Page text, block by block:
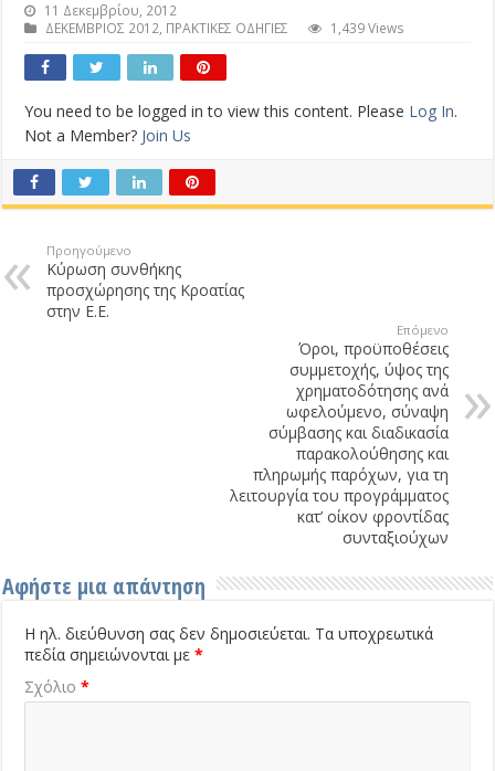
11 Δεκεμβρίου, 2012
ΔΕΚΕΜΒΡΙΟΣ 2012, ΠΡΑΚΤΙΚΕΣ ΟΔΗΓΙΕΣ 1,439 Views
You need to be logged in to view this content. Please Log In.
Not a Member? Join Us
Προηγούμενο
Κύρωση συνθήκης
προσχώρησης της Κροατίας
στην Ε.Ε.
Επόμενο
Όροι, προϋποθέσεις
συμμετοχής, ύψος της
χρηματοδότησης ανά
ωφελούμενο, σύναψη
σύμβασης και διαδικασία
παρακολούθησης και
πληρωμής παρόχων, για τη
λειτουργία του προγράμματος
κατ’ οίκον φροντίδας
συνταξιούχων
Αφήστε μια απάντηση
Η ηλ. διεύθυνση σας δεν δημοσιεύεται. Τα υποχρεωτικά
πεδία σημειώνονται με*
Σχόλιο*